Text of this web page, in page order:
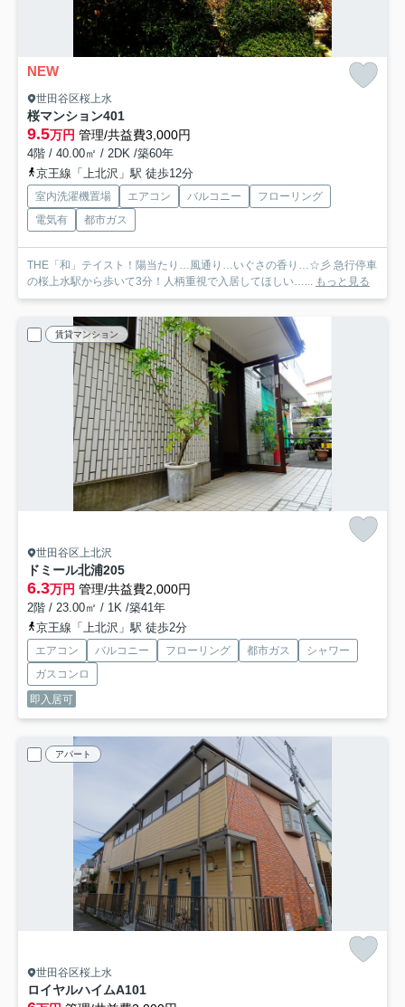
NEW
世田谷区桜上水
桜マンション401
9.5万円 管理/共益費3,000円
4階 / 40.00㎡ / 2DK /築60年
京王線「上北沢」駅 徒歩12分
室内洗濯機置場 エアコン バルコニー
フローリング
電気有
都市ガス
THE「和」テイスト！陽当たり…風通り…いぐさの香り…☆彡 急行停車
の桜上水駅から歩いて3分！人柄重視で入居してほしい…... もっと見る
賃貸マンション
世田谷区上北沢
ドミール北浦205
6.3万円 管理/共益費2,000円
2階 / 23.00㎡ / 1K /築41年
京王線「上北沢」駅 徒歩2分
エアコン バルコニー フローリング 都市ガス
シャワー
ガスコンロ
即入居可
アパート
世田谷区桜上水
ロイヤルハイムA101